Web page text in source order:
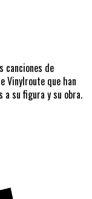
canciones de
Vinylroute que han
a su figura y su obra.